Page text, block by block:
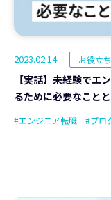
2023.02.14 お役立
【実話】未経験でエ
るために必要なこと
#エンジニア転職 #プロ